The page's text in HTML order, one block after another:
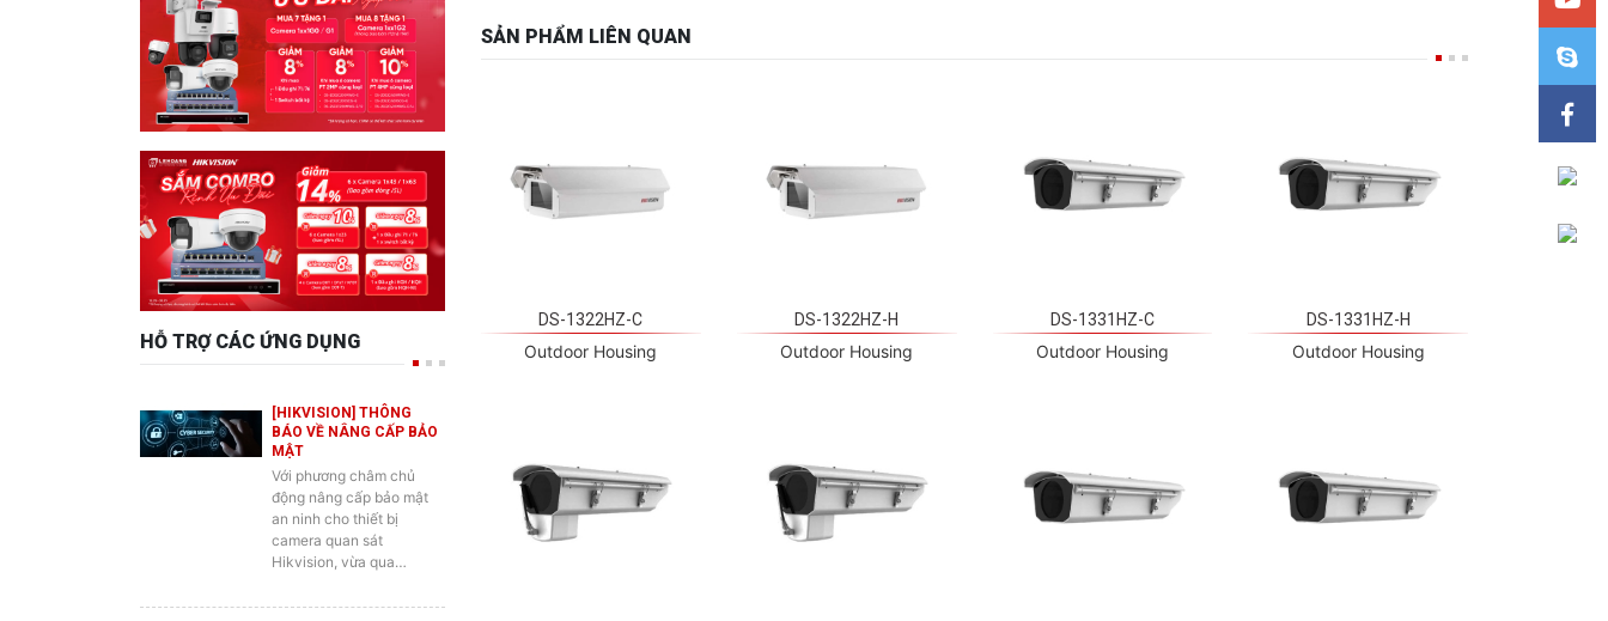
SẢN PHẨM LIÊN QUAN
DS-1322HZ-C
Outdoor Housing
DS-1322HZ-H
Outdoor Housing
DS-1331HZ-C
Outdoor Housing
DS-1331HZ-H
Outdoor Housing
HỖ TRỢ CÁC ỨNG DỤNG
[HIKVISION] THÔNG
BÁO VỀ NÂNG CẤP BẢO
MẬT
Với phương châm chủ
động nâng cấp bảo mật
an ninh cho thiết bị
camera quan sát
Hikvision, vừa qua…